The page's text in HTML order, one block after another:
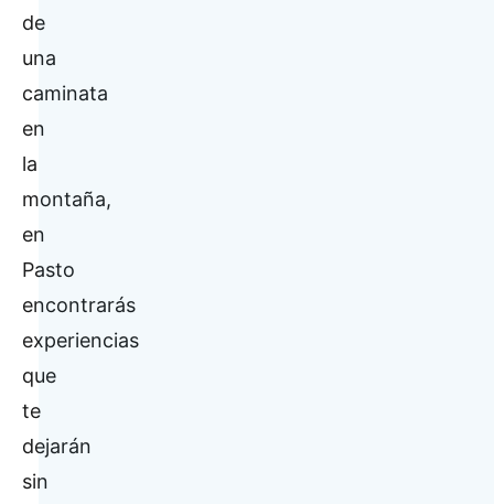
de
una
caminata
en
la
montaña,
en
Pasto
encontrarás
experiencias
que
te
dejarán
sin